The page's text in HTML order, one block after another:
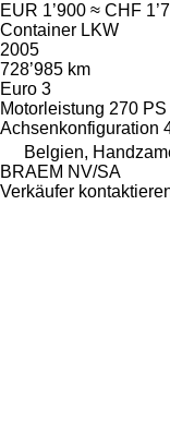
EUR 1’900 ≈ CHF
Container LKW
2005
728’985 km
Euro 3
Motorleistung 270
Achsenkonfiguration
Belgien,
BRAEM NV/SA
Verkäufer